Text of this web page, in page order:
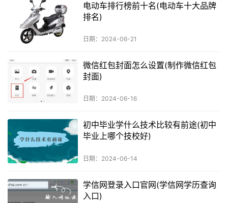
电动车排行榜前十名(电动车十大品牌
排名)
日期：2024-06-21
微信红包封面怎么设置(制作微信红包
封面)
日期：2024-06-16
初中毕业学什么技术比较有前途(初中
毕业上哪个技校好)
日期：2024-06-14
学信网登录入口官网(学信网学历查询
入口)